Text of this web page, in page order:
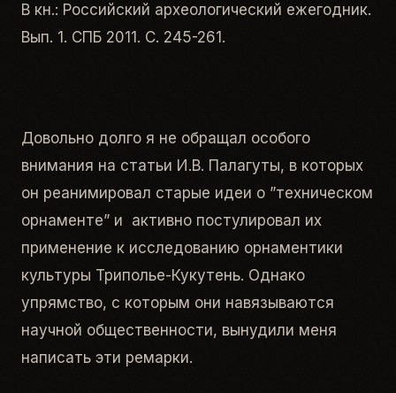
В кн.: Российский археологический ежегодник.
Вып. 1. СПБ 2011. С. 245-261.
Довольно долго я не обращал особого
внимания на статьи И.В. Палагуты, в которых
он реанимировал старые идеи о ”техническом
орнаменте” и активно постулировал их
применение к исследованию орнаментики
культуры Триполье-Кукутень. Однако
упрямство, с которым они навязываются
научной общественности, вынудили меня
написать эти ремарки.